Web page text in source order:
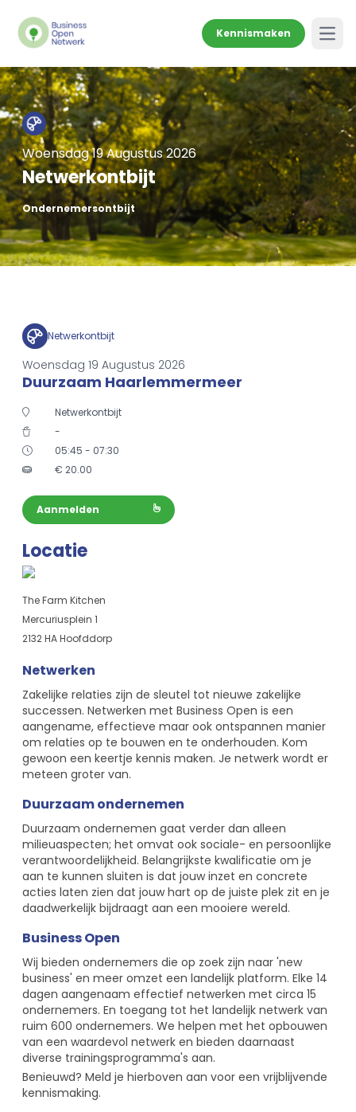
Kennismaken
Woensdag 19 Augustus 2026
Netwerkontbijt
Ondernemersontbijt
Netwerkontbijt
Woensdag 19 Augustus 2026
Duurzaam Haarlemmermeer
Netwerkontbijt
-
05:45 - 07:30
€ 20.00
Aanmelden
Locatie
The Farm Kitchen
Mercuriusplein 1
2132 HA Hoofddorp
Netwerken
Zakelijke relaties zijn de sleutel tot nieuwe zakelijke
successen. Netwerken met Business Open is een
aangename, effectieve maar ook ontspannen manier
om relaties op te bouwen en te onderhouden. Kom
gewoon een keertje kennis maken. Je netwerk wordt er
meteen groter van.
Duurzaam ondernemen
Duurzaam ondernemen gaat verder dan alleen
milieuaspecten; het omvat ook sociale- en persoonlijke
verantwoordelijkheid. Belangrijkste kwalificatie om je
aan te kunnen sluiten is dat jouw inzet en concrete
acties laten zien dat jouw hart op de juiste plek zit en je
daadwerkelijk bijdraagt aan een mooiere wereld.
Business Open
Wij bieden ondernemers die op zoek zijn naar 'new
business' en meer omzet een landelijk platform. Elke 14
dagen aangenaam effectief netwerken met circa 15
ondernemers. En toegang tot het landelijk netwerk van
ruim 600 ondernemers. We helpen met het opbouwen
van een waardevol netwerk en bieden daarnaast
diverse trainingsprogramma's aan.
Benieuwd? Meld je hierboven aan voor een vrijblijvende
kennismaking.